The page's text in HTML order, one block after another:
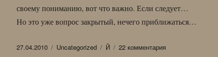
своему пониманию, вот что важно. Если следует…
Но это уже вопрос закрытый, нечего приближаться…
Опубликовано
27.04.2010 Рубрики
Uncategorized Метки
Й 22 комментария